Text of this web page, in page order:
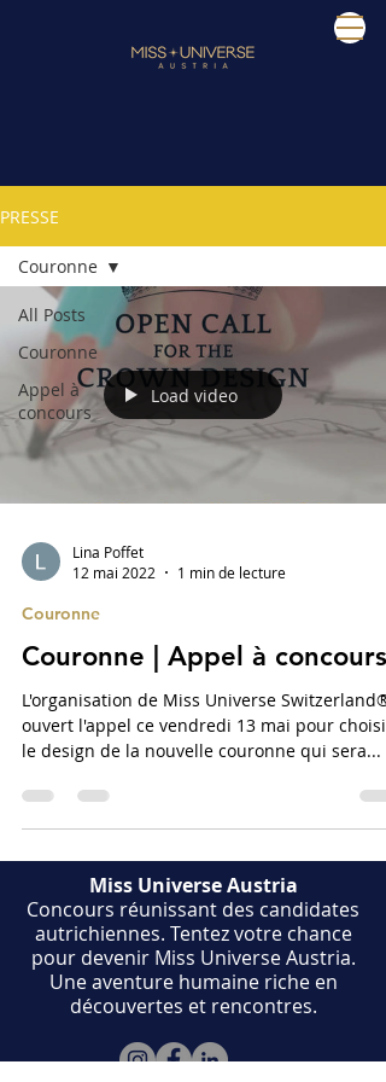
PRESSE
All Posts
Couronne
Appel à
concours
Couronne
Load video
Lina Poffet
12 mai 2022
1 min de lecture
Couronne
Couronne | Appel à concours
L'organisation de Miss Universe Switzerland®
ouvert l'appel ce vendredi 13 mai pour choisir
le design de la nouvelle couronne qui sera...
Miss Universe Austria
​Concours réunissant des candidates
autrichiennes. Tentez votre chance
pour devenir Miss Universe Austria.
Une aventure humaine riche en
découvertes et rencontres.​